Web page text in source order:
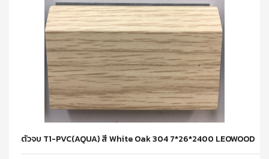
ตัวจบ T1-PVC(AQUA) สี White Oak 304 7*26*2400 LEOWOOD